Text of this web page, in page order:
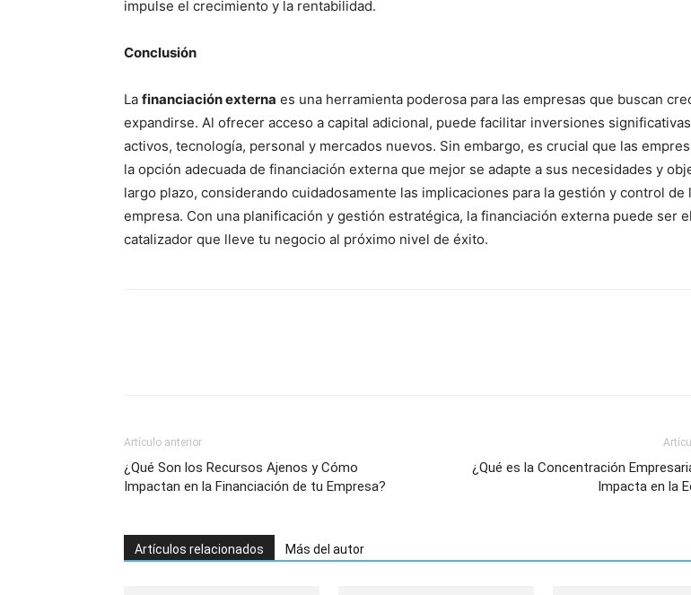
impulse el crecimiento y la rentabilidad.
Conclusión
La financiación externa es una herramienta poderosa para las empresas que buscan
expandirse. Al ofrecer acceso a capital adicional, puede facilitar inversiones
activos, tecnología, personal y mercados nuevos. Sin embargo, es crucial que las
la opción adecuada de financiación externa que mejor se adapte a sus necesidades y
largo plazo, considerando cuidadosamente las implicaciones para la gestión y control de
empresa. Con una planificación y gestión estratégica, la financiación externa puede ser el
catalizador que lleve tu negocio al próximo nivel de éxito.
Artículo anterior
¿Qué Son los Recursos Ajenos y Cómo
Impactan en la Financiación de tu Empresa?
¿Qué es la Concentración
Impacta en la
Artículos relacionados Más del autor